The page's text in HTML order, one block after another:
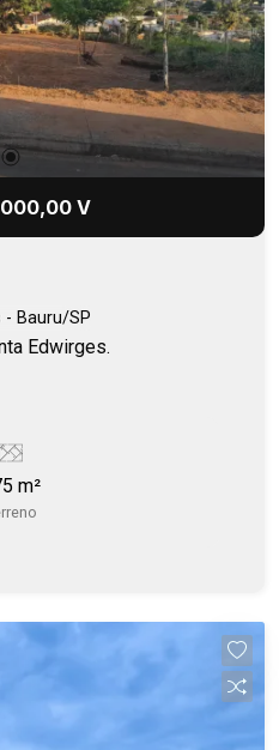
V
- Bauru/SP
Edwirges.
m²